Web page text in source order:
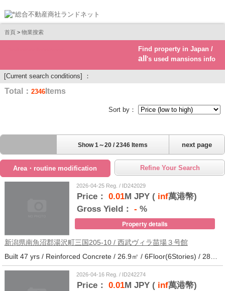
首頁 > 物業搜索
Find property in Japan /
all 's used mansions info
[Current search conditions] ：
Total： 2346Items
Sort by：
next page
Show 1～20 / 2346 Items
Area・routine modification Refine Your Search
2026-04-25 Reg. / ID242029
Price： 0.01M JPY (inf萬港幣)
Gross Yield： - %
Property details
新潟県南魚沼郡湯沢町三国205-10 / 西武ヴィラ苗場３号館
2026-04-16 Reg. / ID242274
Price： 0.01M JPY (inf萬港幣)